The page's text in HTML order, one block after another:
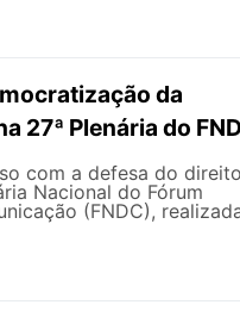
da
27ª Plenária do
com a defesa do
Nacional do Fórum
(FNDC),